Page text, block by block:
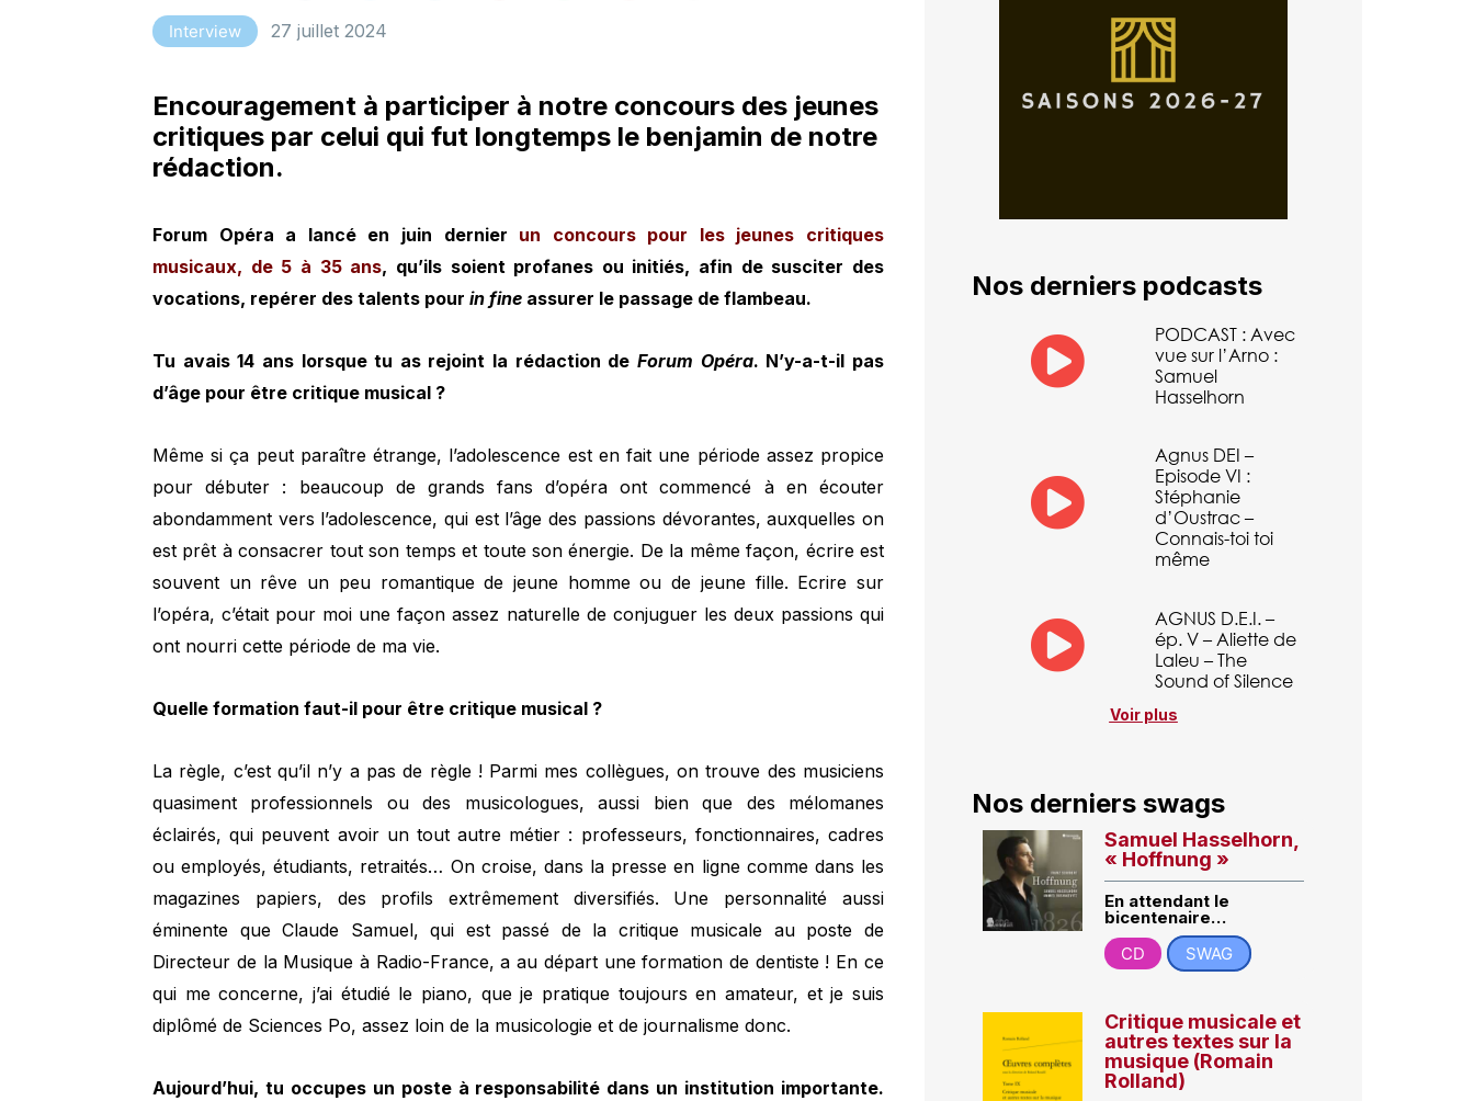
Interview 27 juillet 2024
Encouragement à participer à notre concours des jeunes
critiques par celui qui fut longtemps le benjamin de notre
rédaction.
Forum Opéra a lancé en juin dernier un concours pour les jeunes critiques
musicaux, de 5 à 35 ans, qu’ils soient profanes ou initiés, afin de susciter des
vocations, repérer des talents pourin fine assurer le passage de flambeau.
Tu avais 14 ans lorsque tu as rejoint la rédaction deForum Opéra. N’y-a-t-il pas
d’âge pour être critique musical ?
Même si ça peut paraître étrange, l’adolescence est en fait une période assez propice
pour débuter : beaucoup de grands fans d’opéra ont commencé à en écouter
abondamment vers l’adolescence, qui est l’âge des passions dévorantes, auxquelles on
est prêt à consacrer tout son temps et toute son énergie. De la même façon, écrire est
souvent un rêve un peu romantique de jeune homme ou de jeune fille. Ecrire sur
l’opéra, c’était pour moi une façon assez naturelle de conjuguer les deux passions qui
ont nourri cette période de ma vie.
Quelle formation faut-il pour être critique musical ?
La règle, c’est qu’il n’y a pas de règle ! Parmi mes collègues, on trouve des musiciens
quasiment professionnels ou des musicologues, aussi bien que des mélomanes
éclairés, qui peuvent avoir un tout autre métier : professeurs, fonctionnaires, cadres
ou employés, étudiants, retraités… On croise, dans la presse en ligne comme dans les
magazines papiers, des profils extrêmement diversifiés. Une personnalité aussi
éminente que Claude Samuel, qui est passé de la critique musicale au poste de
Directeur de la Musique à Radio-France, a au départ une formation de dentiste ! En ce
qui me concerne, j’ai étudié le piano, que je pratique toujours en amateur, et je suis
diplômé de Sciences Po, assez loin de la musicologie et de journalisme donc.
Aujourd’hui, tu occupes un poste à responsabilité dans un institution importante.
Nos derniers podcasts
PODCAST : Avec
vue sur l’Arno :
Samuel
Hasselhorn
Agnus DEI –
Episode VI :
Stéphanie
d’Oustrac –
Connais-toi toi
même
AGNUS D.E.I. –
ép. V – Aliette de
Laleu – The
Sound of Silence
Voir plus
Nos derniers swags
Samuel Hasselhorn,
« Hoffnung »
En attendant le
bicentenaire…
CD
SWAG
Critique musicale et
autres textes sur la
musique (Romain
Rolland)